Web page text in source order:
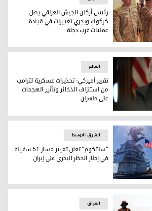
رئيس أركان الجيش العراقي يصل
كركوك ويجري تغييرات في قيادة
عمليات غرب دجلة
ترامب
العالم
تقرير أميركي: تحذيرات عسكرية لترامب
من استنزاف الذخائر وتأثير الهجمات
على طهران
الشرق الاوسط
"سنتكوم" تعلن تغيير مسار 51 سفينة
في إطار الحظر البحري على إيران
العراق